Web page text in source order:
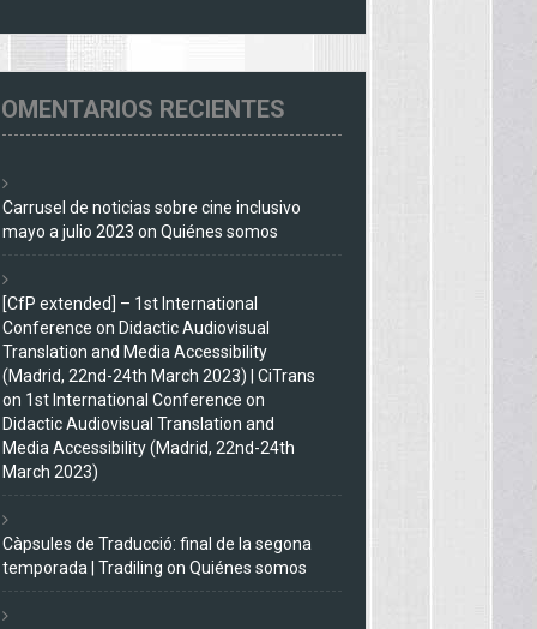
RECIENTES
Carrusel de noticias sobre cine inclusivo
mayo a julio 2023 on Quiénes somos
[CfP extended] – 1st International
Conference on Didactic Audiovisual
Translation and Media Accessibility
(Madrid, 22nd-24th March 2023) | CiTrans
on 1st International Conference on
Didactic Audiovisual Translation and
Media Accessibility (Madrid, 22nd-24th
March 2023)
Càpsules de Traducció: final de la segona
temporada | Tradiling on Quiénes somos